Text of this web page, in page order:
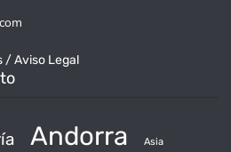
/ Aviso Legal
Andorra Asia